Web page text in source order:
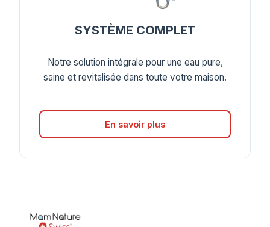
SYSTÈME COMPLET
Notre solution intégrale pour une eau pure,
saine et revitalisée dans toute votre maison.
En savoir plus